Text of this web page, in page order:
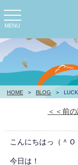
toggle
navigation
MENU
HOME > BLOG >
＜＜前
こんにちはっ（＾
今日は！